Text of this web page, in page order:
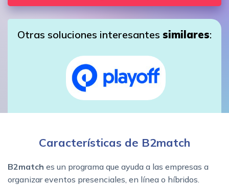
Otras soluciones interesantes similares:
Características de B2match
B2match es un programa que ayuda a las empresas a
organizar eventos presenciales, en línea o híbridos.